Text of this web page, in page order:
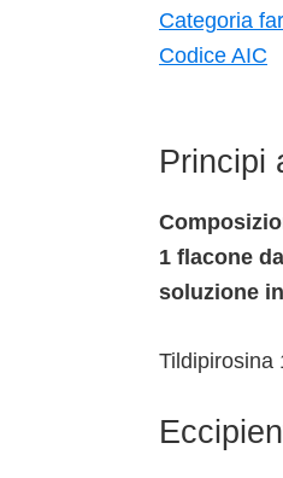
Categoria
Codice AIC
Principi
1 flacone
soluzione
Tildipirosina